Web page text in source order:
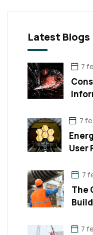
Latest Blogs
7
7
User
7
The
7